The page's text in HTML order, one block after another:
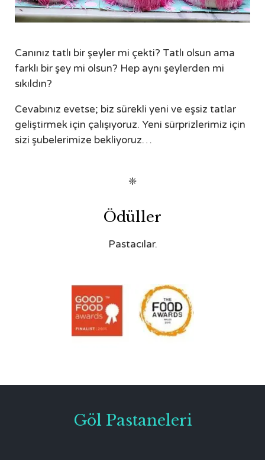
Canınız tatlı bir şeyler mi çekti? Tatlı olsun ama
farklı bir şey mi olsun? Hep aynı şeylerden mi
sıkıldın?
Cevabınız evetse; biz sürekli yeni ve eşsiz tatlar
geliştirmek için çalışıyoruz. Yeni sürprizlerimiz için
sizi şubelerimize bekliyoruz…
❈
Ödüller
Pastacılar.
Göl Pastaneleri